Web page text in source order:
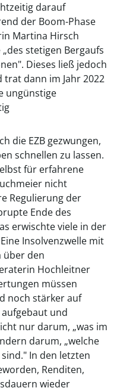
darauf
der Boom-Phase
Martina Hirsch
stetigen Bergaufs
Dieses ließ jedoch
trat dann im Jahr 2022
ungünstige
die EZB gezwungen,
schnellen zu lassen.
für erfahrene
nicht
Regulierung der
Ende des
erwischte viele in der
Insolvenzwelle mit
über den
Hochleitner
müssen
noch stärker auf
und
nur darum, „was im
darum, „welche
In den letzten
Renditen,
wieder